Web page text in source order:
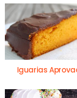
Iguarias